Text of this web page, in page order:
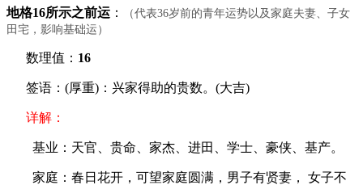
地格16所示之前运 ：
（代表36岁前的青年运势以及家庭夫妻、子女
田宅，影响基础运）
数理值： 16
签语：(厚重)：兴家得助的贵数。(大吉)
详解：
基业：天官、贵命、家杰、进田、学士、豪侠、基产。
家庭：春日花开，可望家庭圆满，男子有贤妻， 女子不